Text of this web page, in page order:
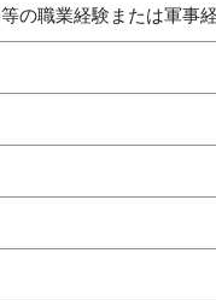
の職業経験または軍事経